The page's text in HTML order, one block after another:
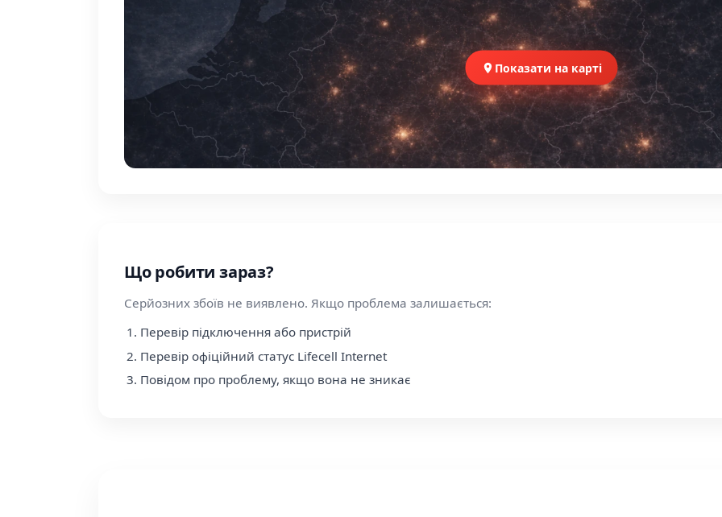
Показати на карті
Що робити зараз?
Серйозних збоїв не виявлено. Якщо проблема залишається:
Перевір підключення або пристрій
Перевір офіційний статус Lifecell Internet
Повідом про проблему, якщо вона не зникає